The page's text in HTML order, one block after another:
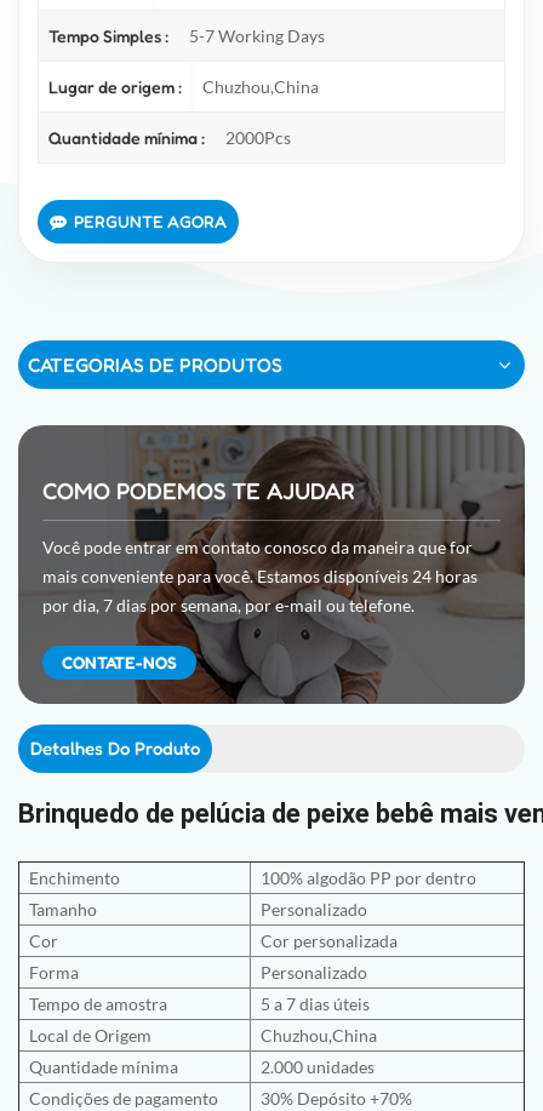
Tempo Simples : 5-7 Working Days
Lugar de origem : Chuzhou,China
Quantidade mínima : 2000Pcs
PERGUNTE AGORA
CATEGORIAS DE PRODUTOS
COMO PODEMOS TE AJUDAR
Você pode entrar em contato conosco da maneira que for
mais conveniente para você. Estamos disponíveis 24 horas
por dia, 7 dias por semana, por e-mail ou telefone.
CONTATE-NOS
Detalhes Do Produto
Brinquedo de pelúcia de peixe bebê mais
Enchimento
100% algodão PP por dentro
Tamanho
Personalizado
Cor
Cor personalizada
Forma
Personalizado
Tempo de amostra
5 a 7 dias úteis
Local de Origem
Chuzhou,China
Quantidade mínima
2.000 unidades
Condições de pagamento
30% Depósito +70%